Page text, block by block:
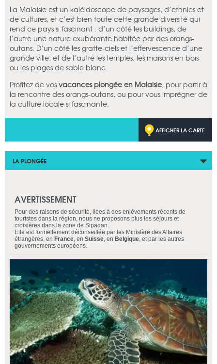
La Malaisie est un kaléidoscope de paysages, d’ethnies et
de cultures, et c’est bien toute cette grande diversité qui
rend ce pays si fascinant : d’un côté les buildings, de
l’autre une nature exubérante habitée par des orangs-
outans. D’un côté les gratte-ciels et l’effervescence d’une
grande ville, et de l’autre les temples, les maisons en bois
ou les plages de sable blanc.
Profitez de vos vacances plongée en Malaisie, pour partir à
la rencontre des orangs-outans, ou pour vous imprégner de
la culture locale si fascinante.
AFFICHER LA CARTE
LA PLONGÉE
AVERTISSEMENT
Pour des raisons de sécurité, liées à des enlèvements récents de
touristes dans la région, nous ne proposons plus les séjours et
croisières dans la zone de Sipadan.
Elle est formellement déconseillée par les Ministère des Affaires
étrangères, en France, en Suisse, en Belgique, et par les autres
gouvernements européens.